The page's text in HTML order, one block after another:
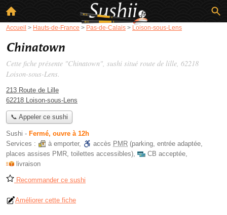
Accueil > Hauts-de-France > Pas-de-Calais > Loison-sous-Lens
Chinatown
Cette fiche présente "Chinatown", sushi situé route de lille, 62218
Loison-sous-Lens.
213 Route de Lille
62218 Loison-sous-Lens
📞 Appeler ce sushi
Sushi - Fermé, ouvre à 12h
Services :
à emporter, accès PMR (parking, entrée adaptée,
places assises PMR, toilettes accessibles), CB acceptée,
livraison
Recommander ce sushi
Améliorer cette fiche